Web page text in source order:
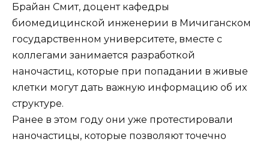
Брайан Смит, доцент кафедры
биомедицинской инженерии в Мичиганском
государственном университете, вместе с
коллегами занимается разработкой
наночастиц, которые при попадании в живые
клетки могут дать важную информацию об их
структуре.
Ранее в этом году они уже протестировали
наночастицы, которые позволяют точечно